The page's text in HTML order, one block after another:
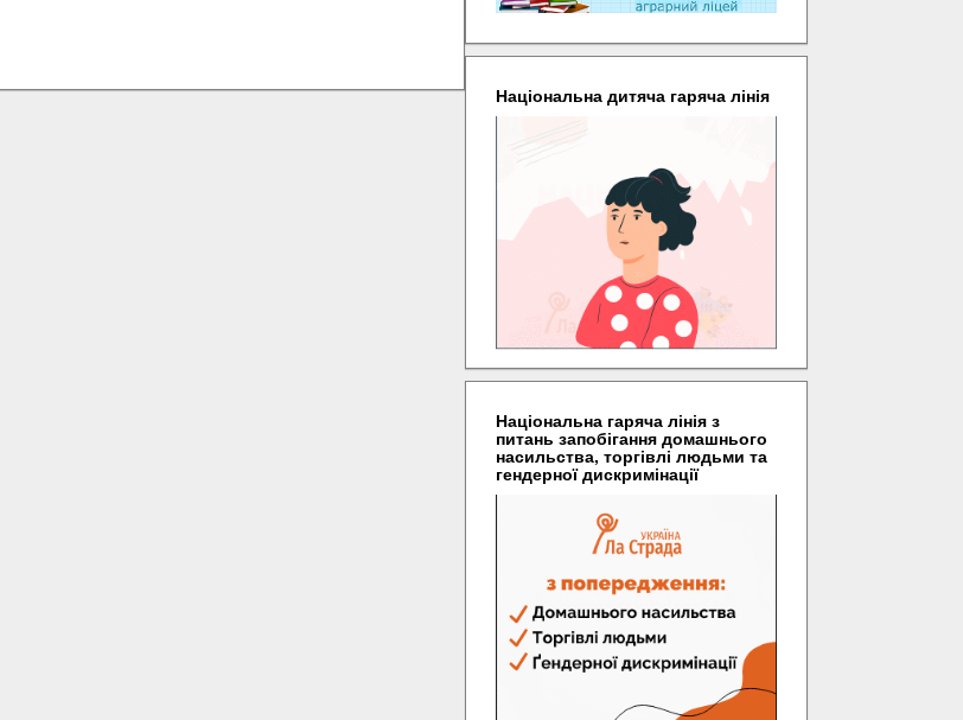
Національна дитяча гаряча лінія
Національна гаряча лінія з
питань запобігання домашнього
насильства, торгівлі людьми та
гендерної дискримінації